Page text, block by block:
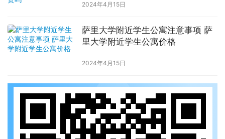
2024年4月15日
萨里大学附近学生公寓注意事项 萨
里大学附近学生公寓价格
2024年4月15日